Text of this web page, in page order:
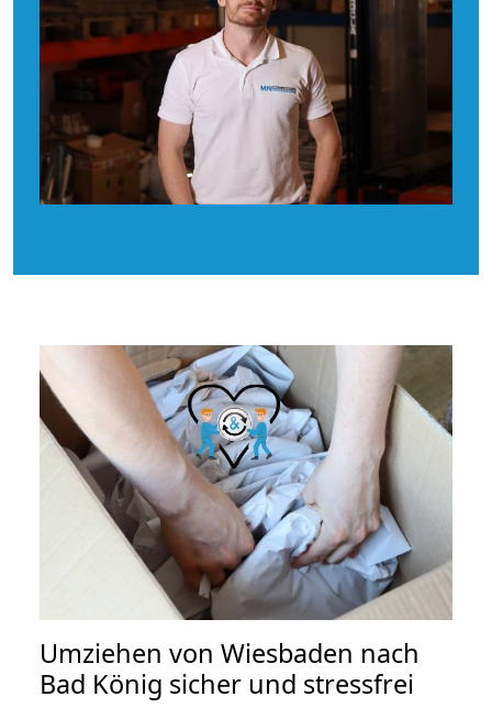
Umziehen von Wiesbaden nach
Bad König sicher und stressfrei